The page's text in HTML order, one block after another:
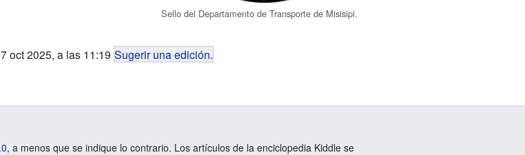
Sello del Departamento de Transporte de Misisipi.
oct 2025, a las 11:19 Sugerir una edición.
, a menos que se indique lo contrario. Los artículos de la enciclopedia Kiddle se